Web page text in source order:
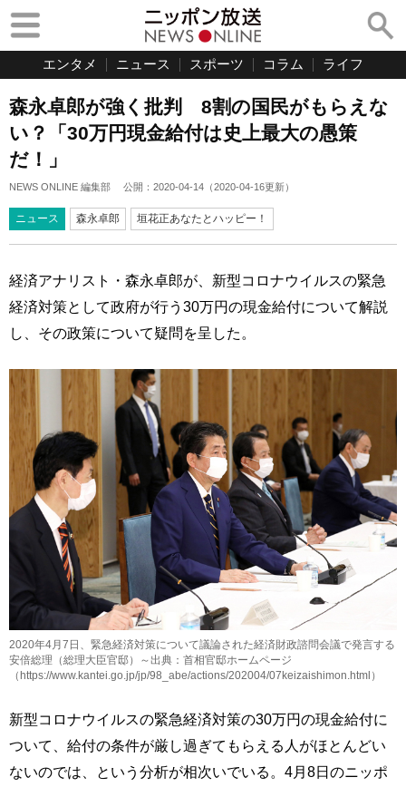
エンタメ ニュース スポーツ コラム ライフ
森永卓郎が強く批判 8割の国民がもらえな
い？「30万円現金給付は史上最大の愚策
だ！」
NEWS ONLINE 編集部 公開： 2020-04-14 （2020-04-16更新）
ニュース 森永卓郎 垣花正あなたとハッピー！
経済アナリスト・森永卓郎が、新型コロナウイルスの緊急
経済対策として政府が行う30万円の現金給付について解説
し、その政策について疑問を呈した。
2020年4月7日、緊急経済対策について議論された経済財政諮問会議で発言する
安倍総理（総理大臣官邸）～出典：首相官邸ホームページ
（https://www.kantei.go.jp/jp/98_abe/actions/202004/07keizaishimon.html）
新型コロナウイルスの緊急経済対策の30万円の現金給付に
ついて、給付の条件が厳し過ぎてもらえる人がほとんどい
ないのでは、という分析が相次いでいる。4月8日のニッポ